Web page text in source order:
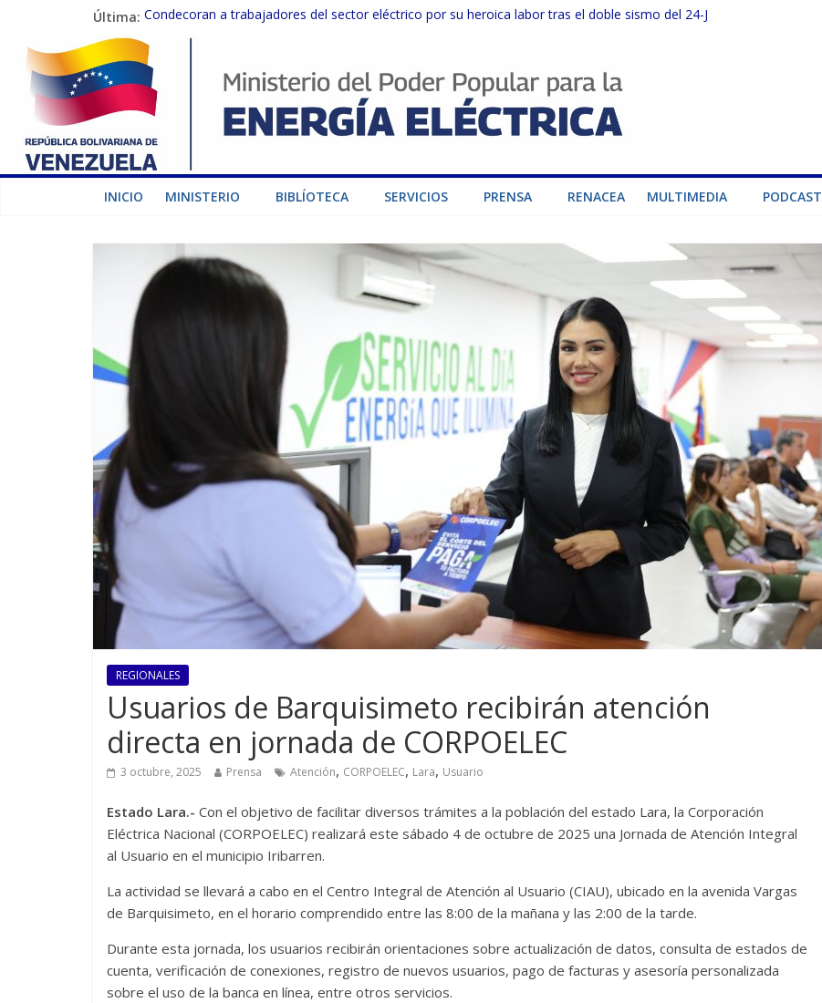
Última: Condecoran a trabajadores del sector eléctrico por su heroica labor tras el doble sismo del 24-J
Gobierno Nacional coordina acciones con el sector privado para fortalecer el SEN ante el «Súper Niño»
Inspeccionan trabajos de rehabilitación en instalaciones del SEN en Carabobo
Gobierno Nacional activa plan preventivo para fortalecer el SEN ante el fenómeno de El Niño
Termocarabobo recupera el 50% de su capacidad de generación para fortalecer el SEN
INICIO MINISTERIO BIBLÍOTECA SERVICIOS PRENSA RENACEA MULTIMEDIA PODCAST
REGIONALES
Usuarios de Barquisimeto recibirán atención
directa en jornada de CORPOELEC
3 octubre, 2025 Prensa Atención, CORPOELEC, Lara, Usuario
Estado Lara.- Con el objetivo de facilitar diversos trámites a la población del estado Lara, la Corporación
Eléctrica Nacional (CORPOELEC) realizará este sábado 4 de octubre de 2025 una Jornada de Atención Integral
al Usuario en el municipio Iribarren.
La actividad se llevará a cabo en el Centro Integral de Atención al Usuario (CIAU), ubicado en la avenida Vargas
de Barquisimeto, en el horario comprendido entre las 8:00 de la mañana y las 2:00 de la tarde.
Durante esta jornada, los usuarios recibirán orientaciones sobre actualización de datos, consulta de estados de
cuenta, verificación de conexiones, registro de nuevos usuarios, pago de facturas y asesoría personalizada
sobre el uso de la banca en línea, entre otros servicios.